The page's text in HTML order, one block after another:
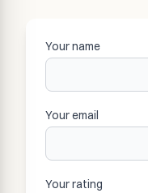
Your name
Your email
Your rating